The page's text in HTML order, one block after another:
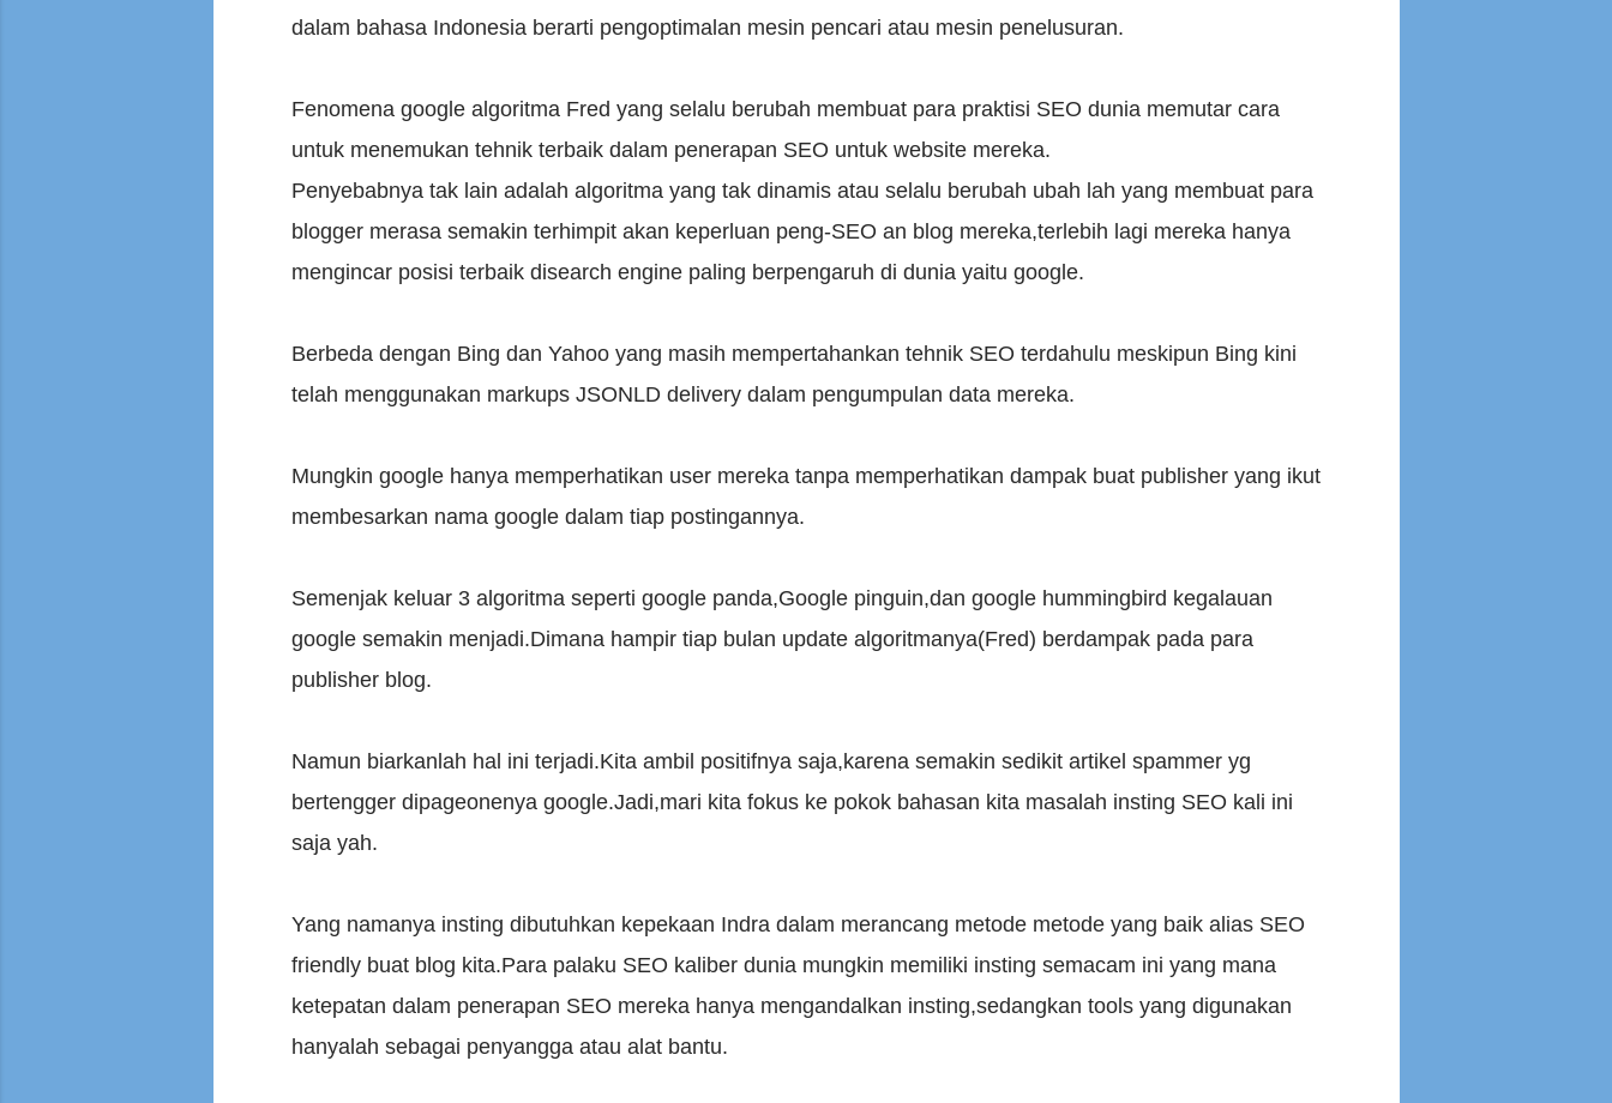
dalam bahasa Indonesia berarti pengoptimalan mesin pencari atau mesin penelusuran.
Fenomena google algoritma Fred yang selalu berubah membuat para praktisi SEO dunia memutar cara
untuk menemukan tehnik terbaik dalam penerapan SEO untuk website mereka.
Penyebabnya tak lain adalah algoritma yang tak dinamis atau selalu berubah ubah lah yang membuat para
blogger merasa semakin terhimpit akan keperluan peng-SEO an blog mereka,terlebih lagi mereka hanya
mengincar posisi terbaik disearch engine paling berpengaruh di dunia yaitu google.
Berbeda dengan Bing dan Yahoo yang masih mempertahankan tehnik SEO terdahulu meskipun Bing kini
telah menggunakan markups JSONLD delivery dalam pengumpulan data mereka.
Mungkin google hanya memperhatikan user mereka tanpa memperhatikan dampak buat publisher yang ikut
membesarkan nama google dalam tiap postingannya.
Semenjak keluar 3 algoritma seperti google panda,Google pinguin,dan google hummingbird kegalauan
google semakin menjadi.Dimana hampir tiap bulan update algoritmanya(Fred) berdampak pada para
publisher blog.
Namun biarkanlah hal ini terjadi.Kita ambil positifnya saja,karena semakin sedikit artikel spammer yg
bertengger dipageonenya google.Jadi,mari kita fokus ke pokok bahasan kita masalah insting SEO kali ini
saja yah.
Yang namanya insting dibutuhkan kepekaan Indra dalam merancang metode metode yang baik alias SEO
friendly buat blog kita.Para palaku SEO kaliber dunia mungkin memiliki insting semacam ini yang mana
ketepatan dalam penerapan SEO mereka hanya mengandalkan insting,sedangkan tools yang digunakan
hanyalah sebagai penyangga atau alat bantu.